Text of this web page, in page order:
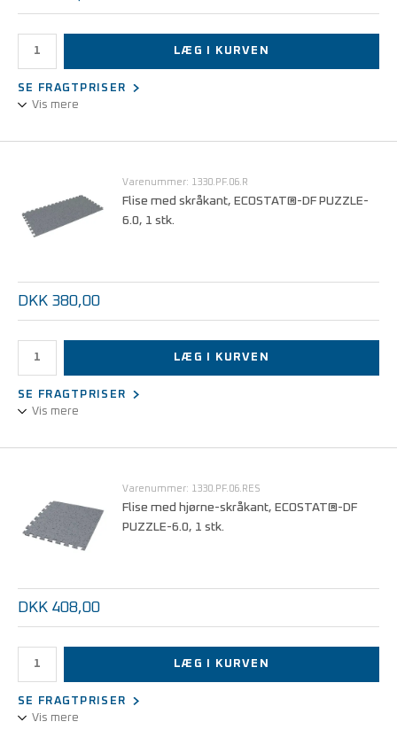
LÆG I KURVEN
SE FRAGTPRISER
Vis mere
Varenummer: 1330.PF.06.R
Flise med skråkant, ECOSTAT®-DF PUZZLE-
6.0, 1 stk.
DKK 380,00
LÆG I KURVEN
SE FRAGTPRISER
Vis mere
Varenummer: 1330.PF.06.RES
Flise med hjørne-skråkant, ECOSTAT®-DF
PUZZLE-6.0, 1 stk.
DKK 408,00
LÆG I KURVEN
SE FRAGTPRISER
Vis mere